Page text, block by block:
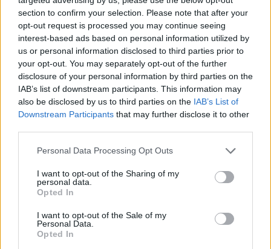
section to confirm your selection. Please note that after your
opt-out request is processed you may continue seeing
interest-based ads based on personal information utilized by
us or personal information disclosed to third parties prior to
your opt-out. You may separately opt-out of the further
disclosure of your personal information by third parties on the
IAB’s list of downstream participants. This information may
also be disclosed by us to third parties on the IAB’s List of
Downstream Participants that may further disclose it to other
Personal Data Processing Opt Outs
I want to opt-out of the Sharing of my
personal data.
Opted In
I want to opt-out of the Sale of my
Personal Data.
Opted In
aniversário da marca.
Henrique Lopes
Related Posts